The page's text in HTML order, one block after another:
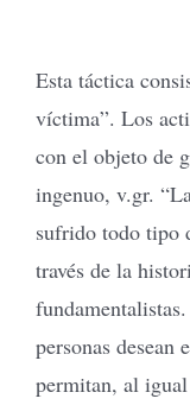
Cómo Donar
Esta táctica
víctima”. Los
con el objeto de
ingenuo, v.gr.
sufrido todo tipo
través de la
personas desean
permitan, al